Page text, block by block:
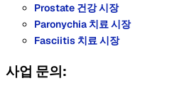
Prostate 건강 시장
Paronychia 치료 시장
Fasciitis 치료 시장
사업 문의: